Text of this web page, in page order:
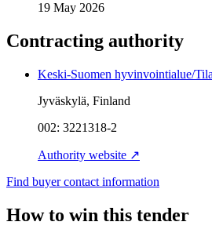
19 May 2026
Contracting authority
Keski-Suomen hyvinvointialue/
Jyväskylä, Finland
002: 3221318-2
Authority website ↗
Find buyer contact information
How to win this tender